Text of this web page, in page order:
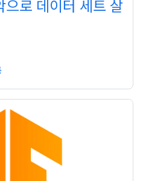
으로 데이터 세트 살